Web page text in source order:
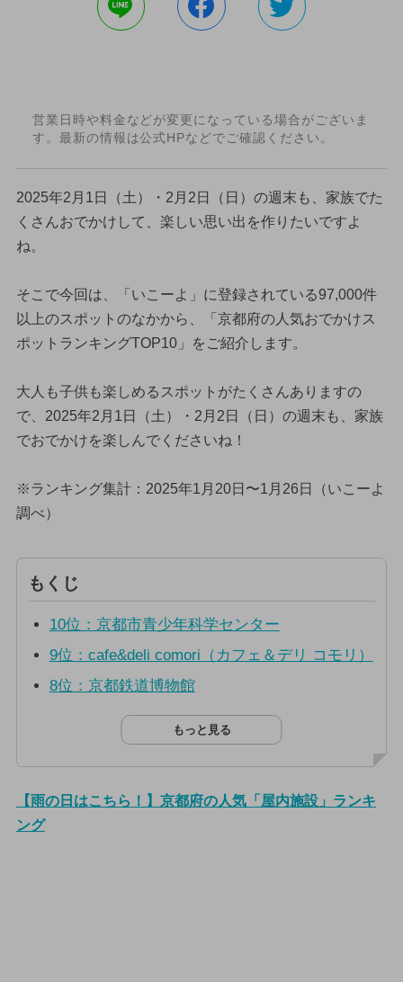
営業日時や料金などが変更になっている場合がございま
す。最新の情報は公式HPなどでご確認ください。
2025年2月1日（土）・2月2日（日）の週末も、家族でた
くさんおでかけして、楽しい思い出を作りたいですよ
ね。
そこで今回は、「いこーよ」に登録されている97,000件
以上のスポットのなかから、「京都府の人気おでかけス
ポットランキングTOP10」をご紹介します。
大人も子供も楽しめるスポットがたくさんありますの
で、2025年2月1日（土）・2月2日（日）の週末も、家族
でおでかけを楽しんでくださいね！
※ランキング集計：2025年1月20日〜1月26日（いこーよ
調べ）
もくじ
10位：京都市青少年科学センター
9位：cafe&deli comori（カフェ＆デリ コモリ）
8位：京都鉄道博物館
もっと見る
【雨の日はこちら！】京都府の人気「屋内施設」ランキ
ング